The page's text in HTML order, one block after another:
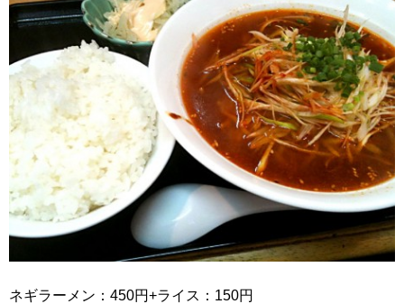
ネギラーメン：450円+ライス：150円